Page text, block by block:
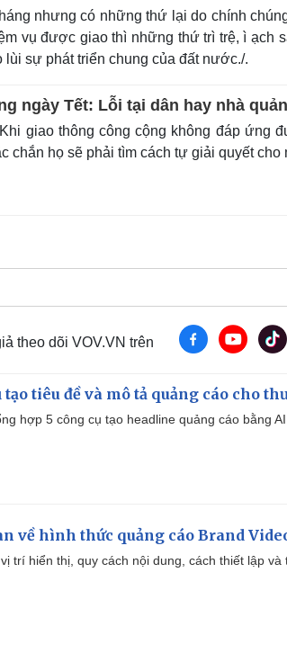
nhưng có những thứ lại do chính
vụ được giao thì những thứ trì trệ, ì ạch
lùi sự phát triển chung của đất nước./.
ngày Tết: Lỗi tại dân hay nhà
giao thông công cộng không đáp ứng
chắn họ sẽ phải tìm cách tự giải quyết cho
theo dõi VOV.VN trên
tạo tiêu đề và mô tả quảng cáo cho
hợp 5 công cụ tạo headline quảng cáo bằng
về hình thức quảng cáo Brand
trí hiển thị, quy cách nội dung, cách thiết lập và